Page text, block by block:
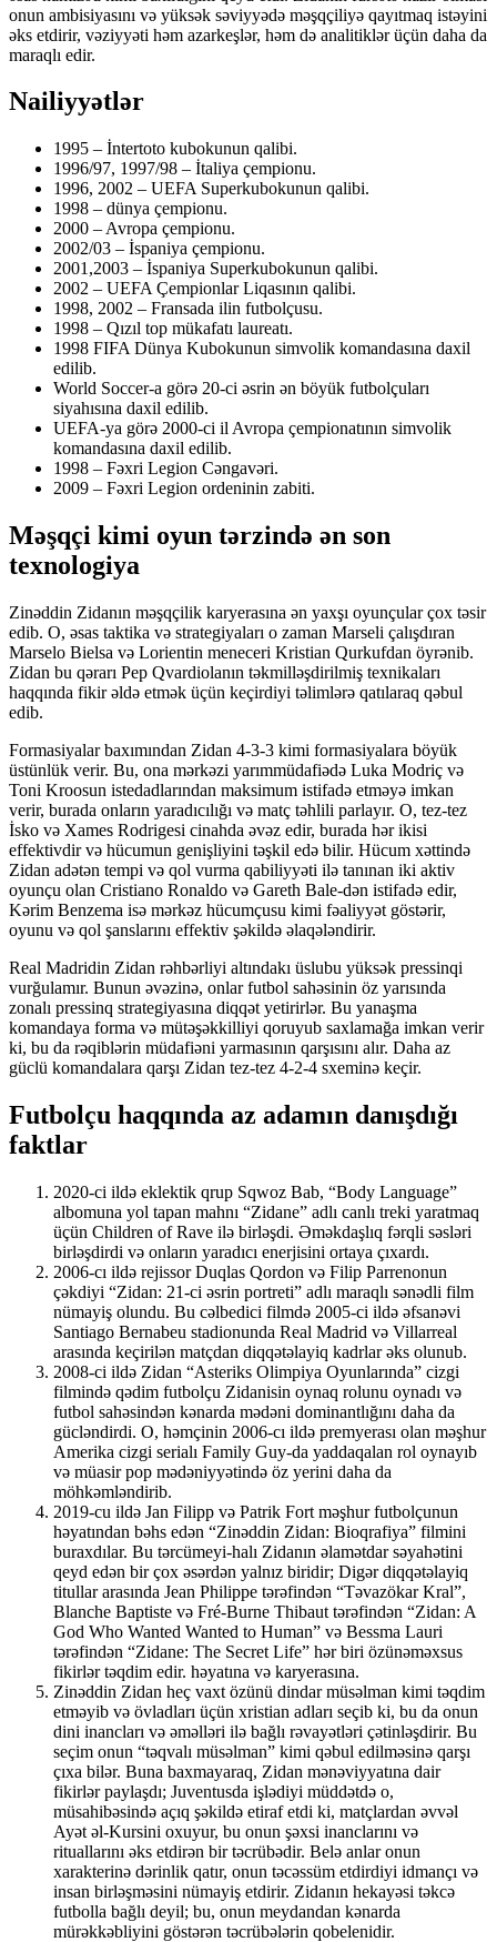
onun ambisiyasını və yüksək səviyyədə məşqçiliyə qayıtmaq istəyini
əks etdirir, vəziyyəti həm azarkeşlər, həm də analitiklər üçün daha da
maraqlı edir.
Nailiyyətlər
1995 – İntertoto kubokunun qalibi.
1996/97, 1997/98 – İtaliya çempionu.
1996, 2002 – UEFA Superkubokunun qalibi.
1998 – dünya çempionu.
2000 – Avropa çempionu.
2002/03 – İspaniya çempionu.
2001,2003 – İspaniya Superkubokunun qalibi.
2002 – UEFA Çempionlar Liqasının qalibi.
1998, 2002 – Fransada ilin futbolçusu.
1998 – Qızıl top mükafatı laureatı.
1998 FIFA Dünya Kubokunun simvolik komandasına daxil
edilib.
World Soccer-a görə 20-ci əsrin ən böyük futbolçuları
siyahısına daxil edilib.
UEFA-ya görə 2000-ci il Avropa çempionatının simvolik
komandasına daxil edilib.
1998 – Fəxri Legion Cəngavəri.
2009 – Fəxri Legion ordeninin zabiti.
Məşqçi kimi oyun tərzində ən son
texnologiya
Zinəddin Zidanın məşqçilik karyerasına ən yaxşı oyunçular çox təsir
edib. O, əsas taktika və strategiyaları o zaman Marseli çalışdıran
Marselo Bielsa və Lorientin meneceri Kristian Qurkufdan öyrənib.
Zidan bu qərarı Pep Qvardiolanın təkmilləşdirilmiş texnikaları
haqqında fikir əldə etmək üçün keçirdiyi təlimlərə qatılaraq qəbul
edib.
Formasiyalar baxımından Zidan 4-3-3 kimi formasiyalara böyük
üstünlük verir. Bu, ona mərkəzi yarımmüdafiədə Luka Modriç və
Toni Kroosun istedadlarından maksimum istifadə etməyə imkan
verir, burada onların yaradıcılığı və matç təhlili parlayır. O, tez-tez
İsko və Xames Rodrigesi cinahda əvəz edir, burada hər ikisi
effektivdir və hücumun genişliyini təşkil edə bilir. Hücum xəttində
Zidan adətən tempi və qol vurma qabiliyyəti ilə tanınan iki aktiv
oyunçu olan Cristiano Ronaldo və Gareth Bale-dən istifadə edir,
Kərim Benzema isə mərkəz hücumçusu kimi fəaliyyət göstərir,
oyunu və qol şanslarını effektiv şəkildə əlaqələndirir.
Real Madridin Zidan rəhbərliyi altındakı üslubu yüksək pressinqi
vurğulamır. Bunun əvəzinə, onlar futbol sahəsinin öz yarısında
zonalı pressinq strategiyasına diqqət yetirirlər. Bu yanaşma
komandaya forma və mütəşəkkilliyi qoruyub saxlamağa imkan verir
ki, bu da rəqiblərin müdafiəni yarmasının qarşısını alır. Daha az
güclü komandalara qarşı Zidan tez-tez 4-2-4 sxeminə keçir.
Futbolçu haqqında az adamın danışdığı
faktlar
2020-ci ildə eklektik qrup Sqwoz Bab, “Body Language”
albomuna yol tapan mahnı “Zidane” adlı canlı treki yaratmaq
üçün Children of Rave ilə birləşdi. Əməkdaşlıq fərqli səsləri
birləşdirdi və onların yaradıcı enerjisini ortaya çıxardı.
2006-cı ildə rejissor Duqlas Qordon və Filip Parrenonun
çəkdiyi “Zidan: 21-ci əsrin portreti” adlı maraqlı sənədli film
nümayiş olundu. Bu cəlbedici filmdə 2005-ci ildə əfsanəvi
Santiago Bernabeu stadionunda Real Madrid və Villarreal
arasında keçirilən matçdan diqqətəlayiq kadrlar əks olunub.
2008-ci ildə Zidan “Asteriks Olimpiya Oyunlarında” cizgi
filmində qədim futbolçu Zidanisin oynaq rolunu oynadı və
futbol sahəsindən kənarda mədəni dominantlığını daha da
gücləndirdi. O, həmçinin 2006-cı ildə premyerası olan məşhur
Amerika cizgi serialı Family Guy-da yaddaqalan rol oynayıb
və müasir pop mədəniyyətində öz yerini daha da
möhkəmləndirib.
2019-cu ildə Jan Filipp və Patrik Fort məşhur futbolçunun
həyatından bəhs edən “Zinəddin Zidan: Bioqrafiya” filmini
buraxdılar. Bu tərcümeyi-halı Zidanın əlamətdar səyahətini
qeyd edən bir çox əsərdən yalnız biridir; Digər diqqətəlayiq
titullar arasında Jean Philippe tərəfindən “Təvazökar Kral”,
Blanche Baptiste və Fré-Burne Thibaut tərəfindən “Zidan: A
God Who Wanted Wanted to Human” və Bessma Lauri
tərəfindən “Zidane: The Secret Life” hər biri özünəməxsus
fikirlər təqdim edir. həyatına və karyerasına.
Zinəddin Zidan heç vaxt özünü dindar müsəlman kimi təqdim
etməyib və övladları üçün xristian adları seçib ki, bu da onun
dini inancları və əməlləri ilə bağlı rəvayətləri çətinləşdirir. Bu
seçim onun “təqvalı müsəlman” kimi qəbul edilməsinə qarşı
çıxa bilər. Buna baxmayaraq, Zidan mənəviyyatına dair
fikirlər paylaşdı; Juventusda işlədiyi müddətdə o,
müsahibəsində açıq şəkildə etiraf etdi ki, matçlardan əvvəl
Ayət əl-Kursini oxuyur, bu onun şəxsi inanclarını və
rituallarını əks etdirən bir təcrübədir. Belə anlar onun
xarakterinə dərinlik qatır, onun təcəssüm etdirdiyi idmançı və
insan birləşməsini nümayiş etdirir. Zidanın hekayəsi təkcə
futbolla bağlı deyil; bu, onun meydandan kənarda
mürəkkəbliyini göstərən təcrübələrin qobelenidir.